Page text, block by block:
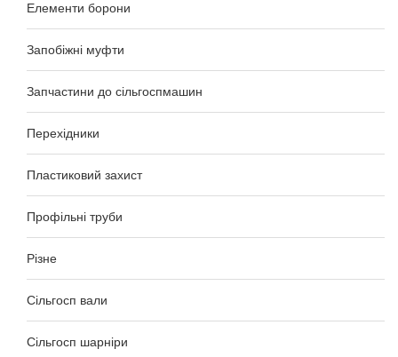
Елементи борони
Запобіжні муфти
Запчастини до сільгоспмашин
Перехідники
Пластиковий захист
Профільні труби
Різне
Сільгосп вали
Сільгосп шарніри